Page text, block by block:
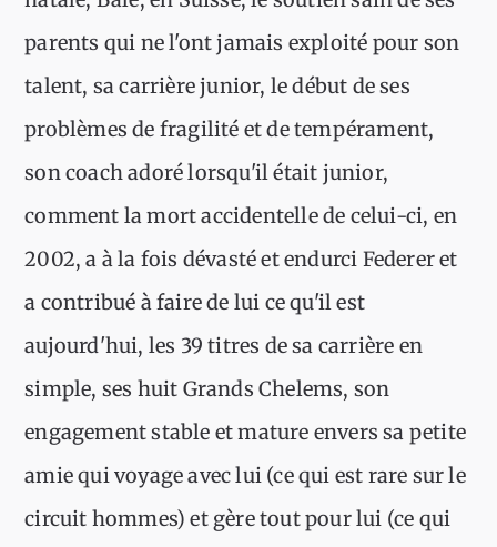
parents qui ne l'ont jamais exploité pour son
talent, sa carrière junior, le début de ses
problèmes de fragilité et de tempérament,
son coach adoré lorsqu'il était junior,
comment la mort accidentelle de celui-ci, en
2002, a à la fois dévasté et endurci Federer et
a contribué à faire de lui ce qu'il est
aujourd'hui, les 39 titres de sa carrière en
simple, ses huit Grands Chelems, son
engagement stable et mature envers sa petite
amie qui voyage avec lui (ce qui est rare sur le
circuit hommes) et gère tout pour lui (ce qui